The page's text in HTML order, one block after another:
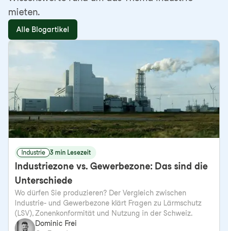
mieten.
Alle Blogartikel
Industrie 3 min Lesezeit
Industriezone vs. Gewerbezone: Das sind die
Unterschiede
Wo dürfen Sie produzieren? Der Vergleich zwischen
Industrie- und Gewerbezone klärt Fragen zu Lärmschutz
(LSV), Zonenkonformität und Nutzung in der Schweiz.
Dominic Frei